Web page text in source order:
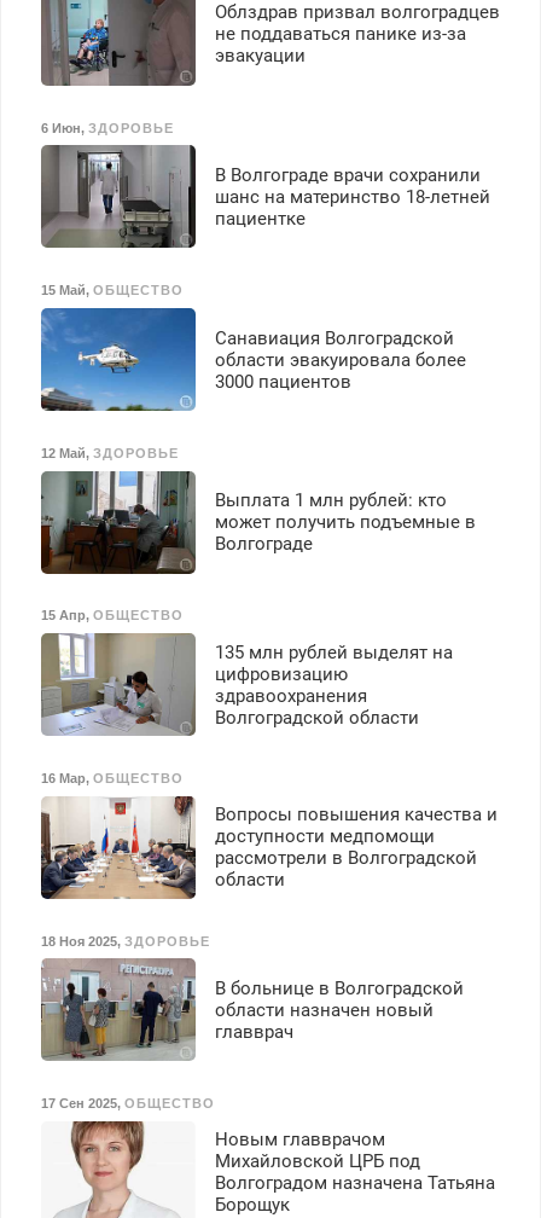
Облздрав призвал волгоградцев
не поддаваться панике из-за
эвакуации
6 Июн, ЗДОРОВЬЕ
В Волгограде врачи сохранили
шанс на материнство 18-летней
пациентке
15 Май, ОБЩЕСТВО
Санавиация Волгоградской
области эвакуировала более
3000 пациентов
12 Май, ЗДОРОВЬЕ
Выплата 1 млн рублей: кто
может получить подъемные в
Волгограде
15 Апр, ОБЩЕСТВО
135 млн рублей выделят на
цифровизацию
здравоохранения
Волгоградской области
16 Мар, ОБЩЕСТВО
Вопросы повышения качества и
доступности медпомощи
рассмотрели в Волгоградской
области
18 Ноя 2025, ЗДОРОВЬЕ
В больнице в Волгоградской
области назначен новый
главврач
17 Сен 2025, ОБЩЕСТВО
Новым главврачом
Михайловской ЦРБ под
Волгоградом назначена Татьяна
Борощук